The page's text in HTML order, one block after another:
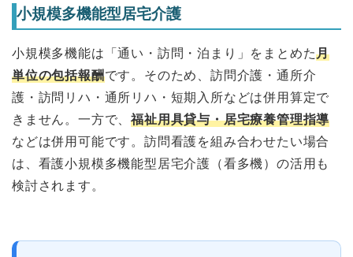
小規模多機能型居宅介護
小規模多機能は「通い・訪問・泊まり」をまとめた月
単位の包括報酬です。そのため、訪問介護・通所介
護・訪問リハ・通所リハ・短期入所などは併用算定で
きません。一方で、福祉用具貸与・居宅療養管理指導
などは併用可能です。訪問看護を組み合わせたい場合
は、看護小規模多機能型居宅介護（看多機）の活用も
検討されます。